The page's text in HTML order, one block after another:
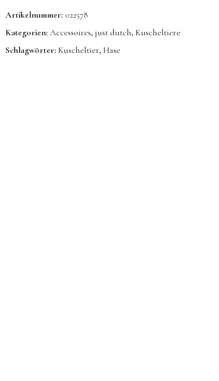
Artikelnummer: 022578
Kategorien: Accessoires, just dutch, Kuscheltiere
Schlagwörter: Kuscheltier, Hase